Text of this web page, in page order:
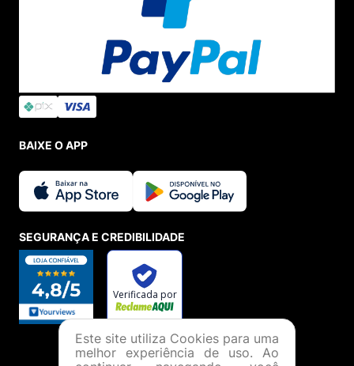
BAIXE O APP
SEGURANÇA E CREDIBILIDADE
Este site utiliza Cookies para uma
melhor experiência de uso. Ao